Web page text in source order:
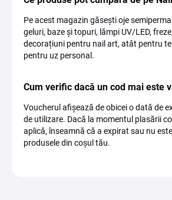
Pe acest magazin găsești oje
geluri, baze și topuri, lămpi UV/LED,
decorațiuni pentru nail art, atât pentru
pentru uz personal.
Cum verific dacă un cod mai este
Voucherul afișează de obicei o dată de
de utilizare. Dacă la momentul plasării
aplică, înseamnă că a expirat sau nu
produsele din coșul tău.